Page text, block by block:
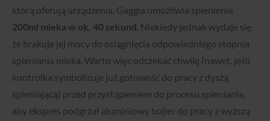
którą oferują urządzenia. Gaggia umożliwia spienienie
200ml mleka w ok. 40 sekund. Niekiedy jednak wydaje się,
że brakuje jej mocy do osiągnięcia odpowiedniego stopnia
spieniania mleka. Warto więc odczekać chwilę (nawet, jeśli
kontrolka symbolizuje już gotowość do pracy z dyszą
spieniającą) przed przystąpieniem do procesu spieniania,
aby ekspres podgrzał aluminiowy bojler do pracy z wyższą